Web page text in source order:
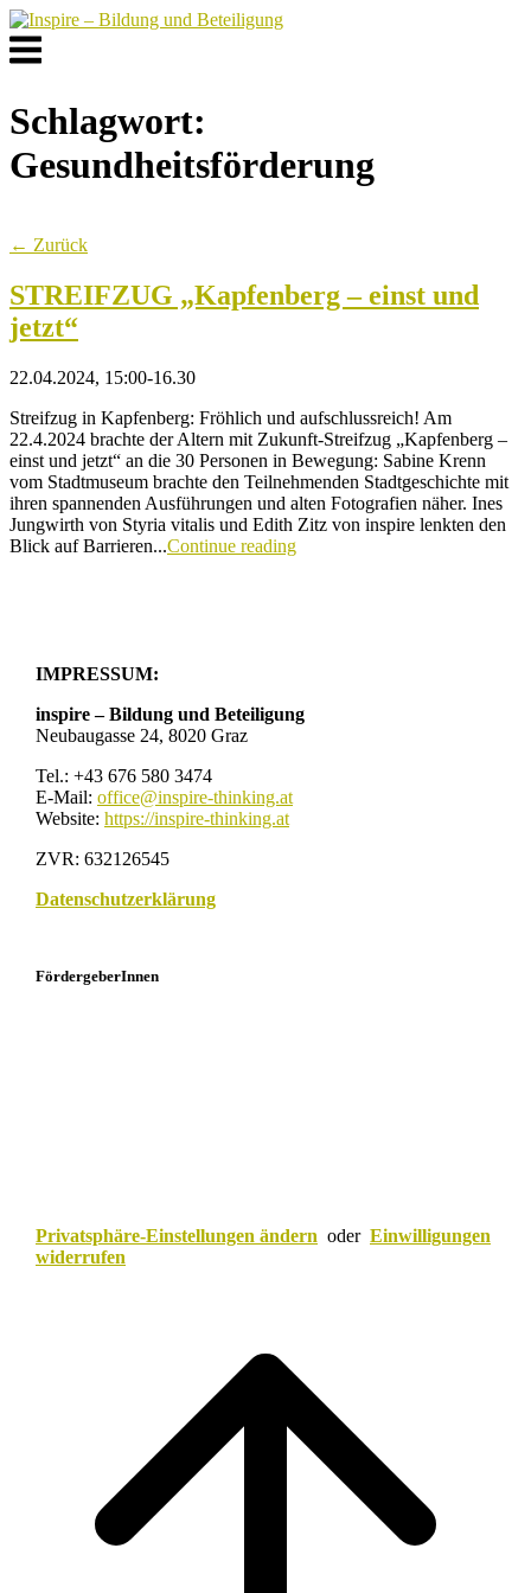
Skip
to
content
Menu
Schlagwort:
Gesundheitsförderung
← Zurück
STREIFZUG „Kapfenberg – einst und
jetzt“
22.04.2024, 15:00-16.30
Streifzug in Kapfenberg: Fröhlich und aufschlussreich! Am
22.4.2024 brachte der Altern mit Zukunft-Streifzug „Kapfenberg –
einst und jetzt“ an die 30 Personen in Bewegung: Sabine Krenn
vom Stadtmuseum brachte den Teilnehmenden Stadtgeschichte mit
ihren spannenden Ausführungen und alten Fotografien näher. Ines
Jungwirth von Styria vitalis und Edith Zitz von inspire lenkten den
Blick auf Barrieren...Continue reading
IMPRESSUM:
inspire – Bildung und Beteiligung
Neubaugasse 24, 8020 Graz
Tel.: +43 676 580 3474
E-Mail: office@inspire-thinking.at
Website: https://inspire-thinking.at
ZVR: 632126545
Datenschutzerklärung
FördergeberInnen
Privatsphäre-Einstellungen ändern oder Einwilligungen
widerrufen